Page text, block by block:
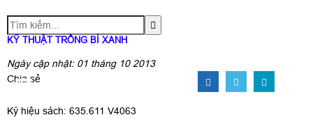
KỸ THUẬT TRỒNG BÍ XANH
Ngày cập nhật: 01 tháng 10 2013
Chia sẻ
Ký hiệu sách: 635.611 V4063